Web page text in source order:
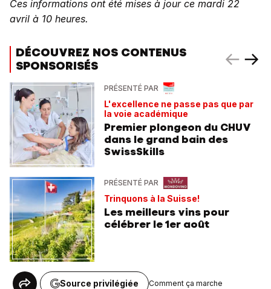
Ces informations ont été mises à jour ce mardi 22
avril à 10 heures.
DÉCOUVREZ NOS CONTENUS
SPONSORISÉS
PRÉSENTÉ PAR
L'excellence ne passe pas que par
la voie académique
Premier plongeon du CHUV
dans le grand bain des
SwissSkills
PRÉSENTÉ PAR
Trinquons à la Suisse!
Les meilleurs vins pour
célébrer le 1er août
Source privilégiée Comment ça marche